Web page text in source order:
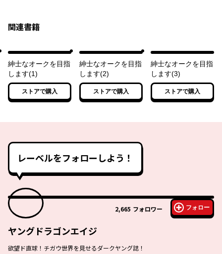
関連書籍
紳士なオークを目指
します(1)
ストアで購入
紳士なオークを目指
します(2)
ストアで購入
紳士なオークを目指
します(3)
ストアで購入
レーベルをフォローしよう！
2,665 フォロワー フォロー
ヤングドラゴンエイジ
欲望ド直球！チガウ世界を見せるダークヤング誌！